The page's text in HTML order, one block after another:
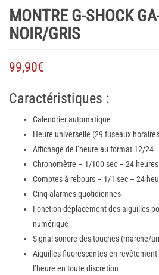
MONTRE G-SHOCK
NOIR/GRIS
99,90€
Caractéristiques :
Calendrier automatique
Heure universelle (29 fuseaux
Affichage de l’heure au format 12/24
Chronomètre – 1/100 sec – 24
Comptes à rebours – 1/1 sec – 24
Cinq alarmes quotidiennes
Fonction déplacement des aiguilles
numérique
Signal sonore des touches (marche/
Aiguilles fluorescentes en
l’heure en toute discrétion